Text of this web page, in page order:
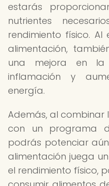
estarás
nutrientes
rendimiento físico.
alimentación,
una mejora en la
inflamación y
energía.
Además, al combinar
con un programa
podrás potenciar
alimentación juega
el rendimiento físico,